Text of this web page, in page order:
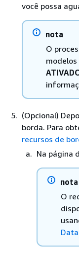
você possa
nota
O
(Opcional)
borda. Para
recursos de
Na página
nota
O